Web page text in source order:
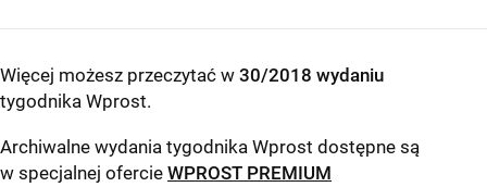
Więcej możesz przeczytać w 30/2018 wydaniu
tygodnika Wprost.
Archiwalne wydania tygodnika Wprost dostępne są
w specjalnej ofercie WPROST PREMIUM